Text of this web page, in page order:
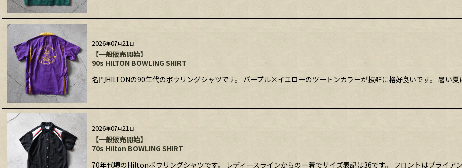
2026年07月21日
【一般販売開始】
90s HILTON BOWLING SHIRT
名門HILTONの90年代のボウリングシャツです。 パープル×イエローのツートンカラーが抜群に格好良いです。 暑い
2026年07月21日
【一般販売開始】
70s Hilton BOWLING SHIRT
70年代頃のHiltonボウリングシャツです。 レディースラインからの一着でサイズ表記は36です。 フロントはブライア